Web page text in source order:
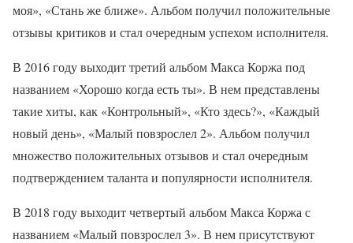
моя», «Стань же ближе». Альбом получил положительные
отзывы критиков и стал очередным успехом исполнителя.
В 2016 году выходит третий альбом Макса Коржа под
названием «Хорошо когда есть ты». В нем представлены
такие хиты, как «Контрольный», «Кто здесь?», «Каждый
новый день», «Малый повзрослел 2». Альбом получил
множество положительных отзывов и стал очередным
подтверждением таланта и популярности исполнителя.
В 2018 году выходит четвертый альбом Макса Коржа с
названием «Малый повзрослел 3». В нем присутствуют